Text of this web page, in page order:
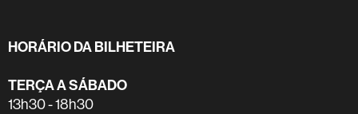
HORÁRIO DA BILHETEIRA
TERÇA A SÁBADO
13h30 - 18h30